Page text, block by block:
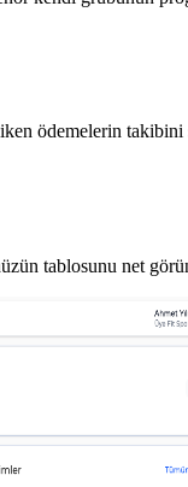
ödemelerin
tablosunu net